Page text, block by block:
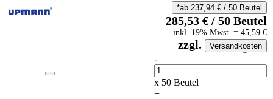
auf Anfrageliste
-
Anzahl
x 50 Beutel
+
*ab 237,94 €/ 50 Beutel
285,53 €/ 50 Beutel
inkl. 19% Mwst. = 45,59 €
zzgl. Versandkosten